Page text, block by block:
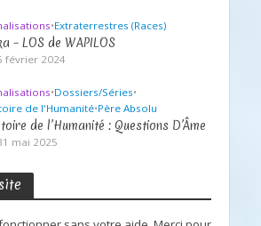
•Extraterrestres (Races)
– LOS de WAPILOS
février 2024
•Dossiers/Séries•
de l'Humanité•Père Absolu
de l’Humanité : Questions D’Âme
mai 2025